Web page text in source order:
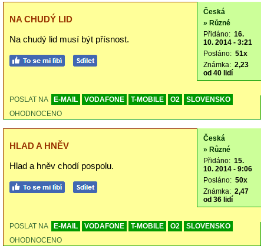
NA CHUDÝ LID
Na chudý lid musí být přísnost.
Česká
» Různé
Přidáno: 16.
10. 2014 - 3:21
Posláno: 51x
Známka: 2,23
od 40 lidí
POSLAT NA E-MAIL VODAFONE T-MOBILE O2
SLOVENSKO
OHODNOCENO
HLAD A HNĚV
Hlad a hněv chodí pospolu.
Česká
» Různé
Přidáno: 15.
10. 2014 - 9:06
Posláno: 50x
Známka: 2,47
od 36 lidí
POSLAT NA E-MAIL VODAFONE T-MOBILE O2
SLOVENSKO
OHODNOCENO